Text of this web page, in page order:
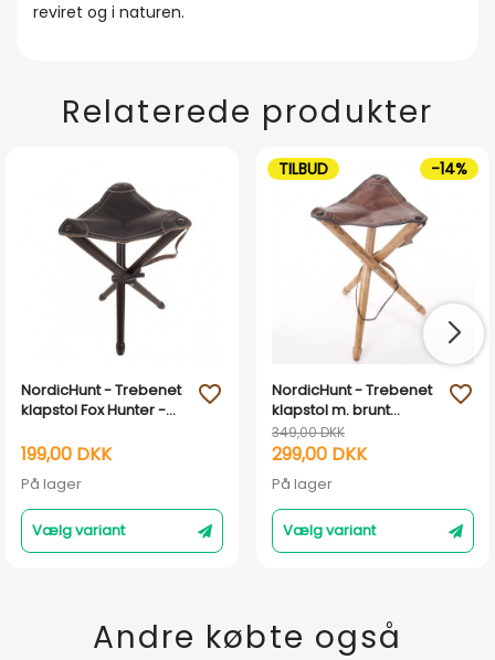
reviret og i naturen.
Relaterede produkter
NordicHunt - Trebenet
klapstol Fox Hunter -
sortering
199,00 DKK
På lager
Vælg variant
favorite_outline
NordicHunt - Trebenet
klapstol m. brunt
lædersæde
349,00 DKK
299,00 DKK
På lager
Vælg variant
favorite_outline
TILBUD -14%
Andre købte også